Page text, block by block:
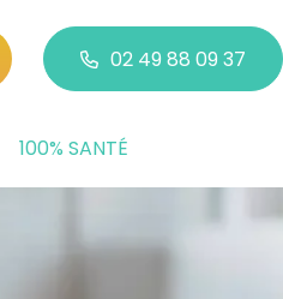
02 49 88 09 37
100% SANTÉ